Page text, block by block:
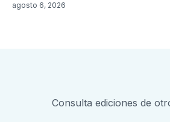
agosto 6, 2026
Consulta ediciones de